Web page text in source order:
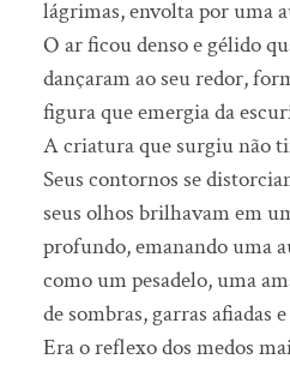
lágrimas, envolta por uma
O ar ficou denso e gélido
dançaram ao seu redor,
figura que emergia da
A criatura que surgiu não
Seus contornos se
seus olhos brilhavam em
profundo, emanando uma
como um pesadelo, uma
de sombras, garras afiadas
Era o reflexo dos medos